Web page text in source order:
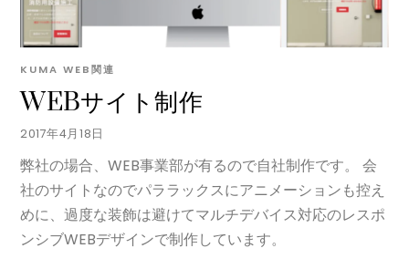
2017年4月18日
WEBサイト制作
KUMA WEB関連
弊社の場合、WEB事業部が有るので自社制作です。 会
社のサイトなのでパララックスにアニメーションも控え
めに、過度な装飾は避けてマルチデバイス対応のレスポ
ンシブWEBデザインで制作しています。